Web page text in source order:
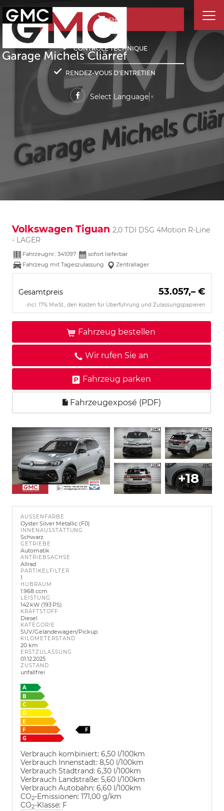
SHOP
CONTRÔLE TECHNIQUE
RENDEZ-VOUS D'ENTRETIEN
Select Language ▼
Volkswagen Tiguan 2,0 TDI DSG 4Motion R-Line
- LAGER
Fahrzeugnr.: 341097
sofort lieferbar
Fahrzeug mit Tageszulassung
Zentrallager
Gesamtpreis 53.057,– €
incl. 17% MwSt., den Kosten für Überführung und Zulassungspapieren
Fahrzeug bestellen
Wir rufen Sie an
Fahrzeug parken
Fahrzeugexposé (PDF)
+18
AUSSENFARBE
Oyster Silver Metallic (F0)
INNENAUSSTATTUNG
Schwarz
GETRIEBE
Automatik
ANTRIEBSACHSE
Allrad
PARTIKELFILTER
1
HUBRAUM
1.968 ccm
LEISTUNG
142 kW (193 PS)
KRAFTSTOFF
Diesel
KATEGORIE
SUV/Geländewagen/Pickup
KILOMETERSTAND
20 km
ERSTZULASSUNG
01.12.2025
ZUSTAND
unfallfrei
Verbrauch kombiniert: 6,50 l/100km
Verbrauch Innenstadt: 8,50 l/100km
Verbrauch Stadtrand: 6,30 l/100km
Verbrauch Landstraße: 5,60 l/100km
Verbrauch Autobahn: 6,60 l/100km
CO2-Emissionen: 171,00 g/km
CO2-Klasse: F